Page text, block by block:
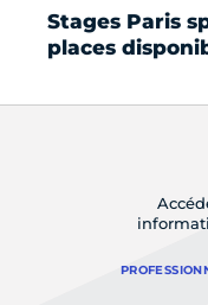
Stages Paris
places